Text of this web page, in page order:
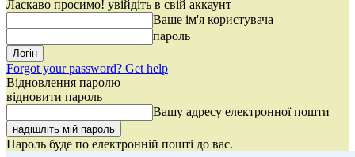
Ласкаво просимо! увійдіть в свій аккаунт
Ваше ім'я користувача
пароль
Forgot your password? Get help
Відновлення паролю
відновити пароль
Вашу адресу електронної пошти
Пароль буде по електронній пошті до вас.